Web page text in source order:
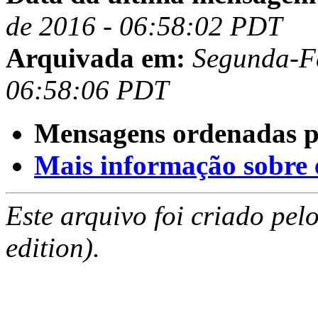
de 2016 - 06:58:02 PDT
Arquivada em: Segunda-
06:58:06 PDT
Mensagens ordenadas
Mais informação sobre
Este arquivo foi criado
edition).